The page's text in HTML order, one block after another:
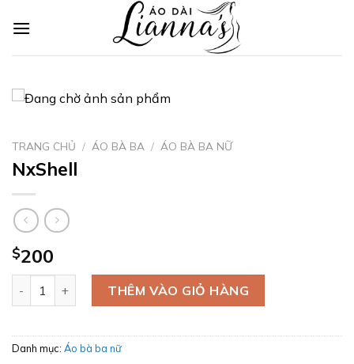
TRANG CHỦ / ÁO BÀ BA / ÁO BÀ BA NỮ
NxShell
$200
THÊM VÀO GIỎ HÀNG
Danh mục: Áo bà ba nữ